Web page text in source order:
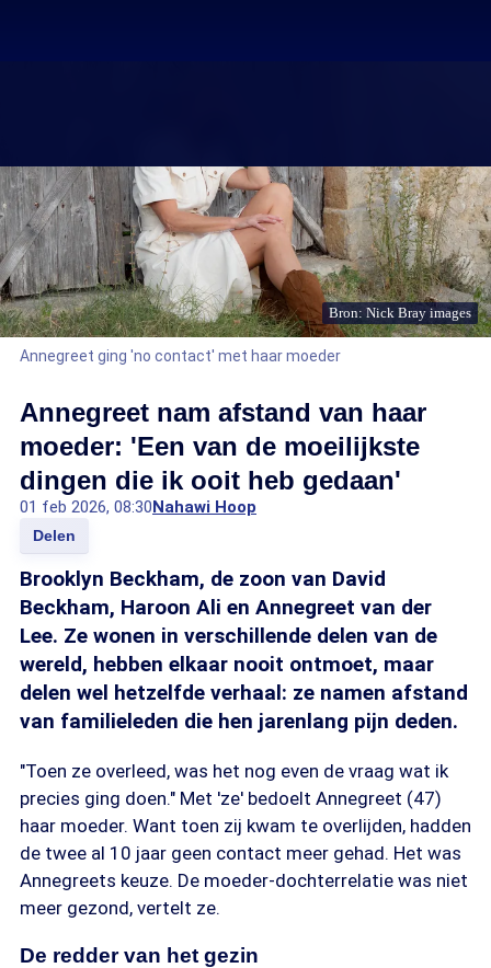
Bron: Nick Bray images
Annegreet ging 'no contact' met haar moeder
Annegreet nam afstand van haar
moeder: 'Een van de moeilijkste
dingen die ik ooit heb gedaan'
01 feb 2026, 08:30Nahawi Hoop
Delen
Brooklyn Beckham, de zoon van David
Beckham, Haroon Ali en Annegreet van der
Lee. Ze wonen in verschillende delen van de
wereld, hebben elkaar nooit ontmoet, maar
delen wel hetzelfde verhaal: ze namen afstand
van familieleden die hen jarenlang pijn deden.
"Toen ze overleed, was het nog even de vraag wat ik
precies ging doen." Met 'ze' bedoelt Annegreet (47)
haar moeder. Want toen zij kwam te overlijden, hadden
de twee al 10 jaar geen contact meer gehad. Het was
Annegreets keuze. De moeder-dochterrelatie was niet
meer gezond, vertelt ze.
De redder van het gezin